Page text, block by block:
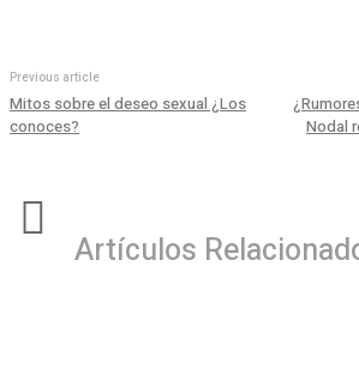
Previous article
Mitos sobre el deseo sexual ¿Los
conoces?
Nodal
Artículos